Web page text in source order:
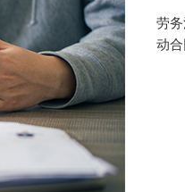
劳
动